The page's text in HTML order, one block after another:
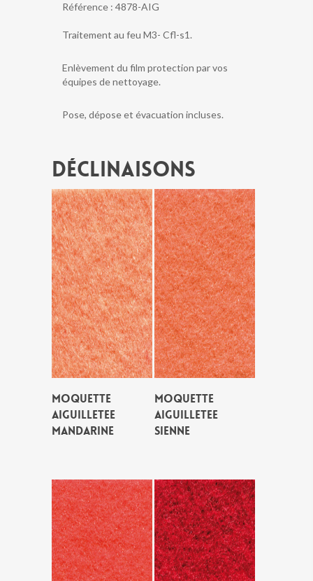
Référence : 4878-AIG
Traitement au feu M3- Cfl-s1.
Enlèvement du film protection par vos
équipes de nettoyage.
Pose, dépose et évacuation incluses.
Déclinaisons
MOQUETTE
AIGUILLETEE
MANDARINE
MOQUETTE
AIGUILLETEE
SIENNE